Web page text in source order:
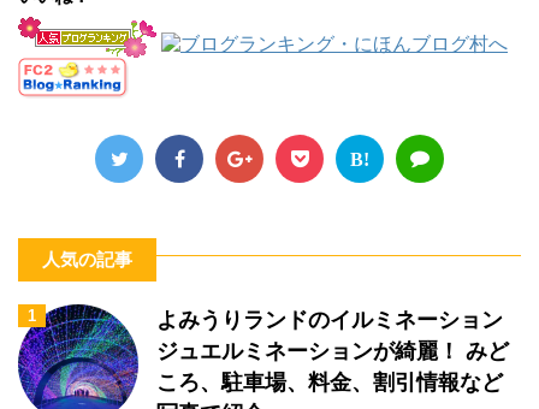
B!
人気の記事
1
よみうりランドのイルミネーション
ジュエルミネーションが綺麗！ みど
ころ、駐車場、料金、割引情報など